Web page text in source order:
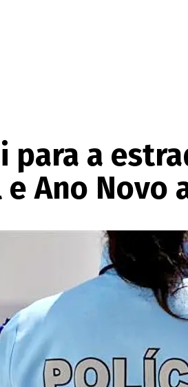
para a
e Ano Novo